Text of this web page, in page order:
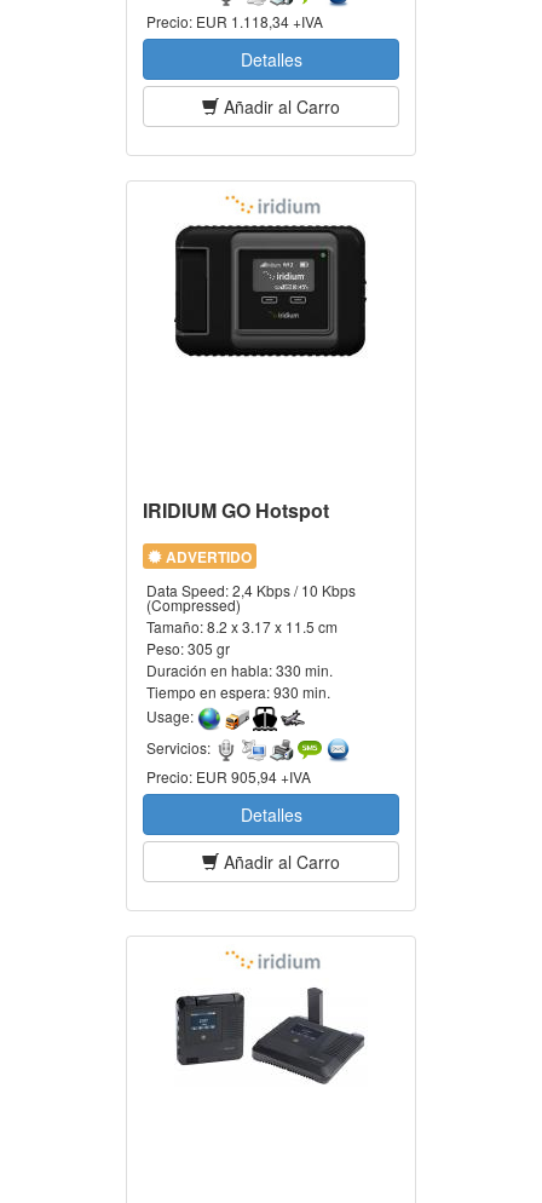
Precio: EUR 1.118,34 +IVA
Detalles
Añadir al Carro
IRIDIUM GO Hotspot
ADVERTIDO
Data Speed:2,4 Kbps / 10 Kbps
(Compressed)
Tamaño:8.2 x 3.17 x 11.5 cm
Peso:305 gr
Duración en habla:330 min.
Tiempo en espera:930 min.
Usage:
Servicios:
Precio: EUR 905,94 +IVA
Detalles
Añadir al Carro